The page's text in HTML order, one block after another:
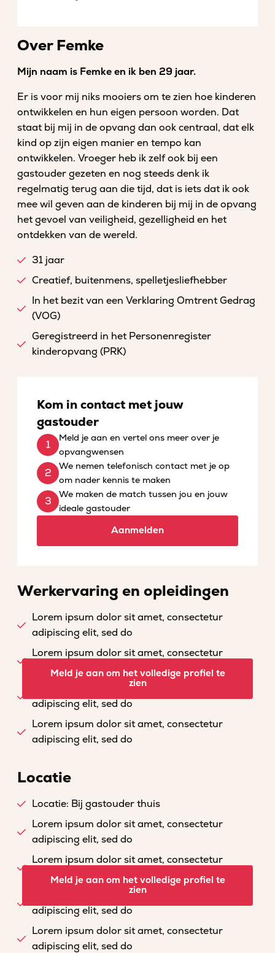
Over Femke
Mijn naam is Femke en ik ben 29 jaar.
Er is voor mij niks mooiers om te zien hoe kinderen
ontwikkelen en hun eigen persoon worden. Dat
staat bij mij in de opvang dan ook centraal, dat elk
kind op zijn eigen manier en tempo kan
ontwikkelen. Vroeger heb ik zelf ook bij een
gastouder gezeten en nog steeds denk ik
regelmatig terug aan die tijd, dat is iets dat ik ook
mee wil geven aan de kinderen bij mij in de opvang
het gevoel van veiligheid, gezelligheid en het
ontdekken van de wereld.
31 jaar
Creatief, buitenmens, spelletjesliefhebber
In het bezit van een Verklaring Omtrent Gedrag
(VOG)
Geregistreerd in het Personenregister
kinderopvang (PRK)
Kom in contact met jouw
gastouder
Meld je aan en vertel ons meer over je
opvangwensen
We nemen telefonisch contact met je op
om nader kennis te maken
We maken de match tussen jou en jouw
ideale gastouder
Aanmelden
Werkervaring en opleidingen
Lorem ipsum dolor sit amet, consectetur
adipiscing elit, sed do
Lorem ipsum dolor sit amet, consectetur
adipiscing elit, sed do
Lorem ipsum dolor sit amet, consectetur
adipiscing elit, sed do
Lorem ipsum dolor sit amet, consectetur
adipiscing elit, sed do
Meld je aan om het volledige profiel te
zien
Locatie
Locatie: Bij gastouder thuis
Lorem ipsum dolor sit amet, consectetur
adipiscing elit, sed do
Lorem ipsum dolor sit amet, consectetur
adipiscing elit, sed do
Lorem ipsum dolor sit amet, consectetur
adipiscing elit, sed do
Lorem ipsum dolor sit amet, consectetur
adipiscing elit, sed do
Meld je aan om het volledige profiel te
zien